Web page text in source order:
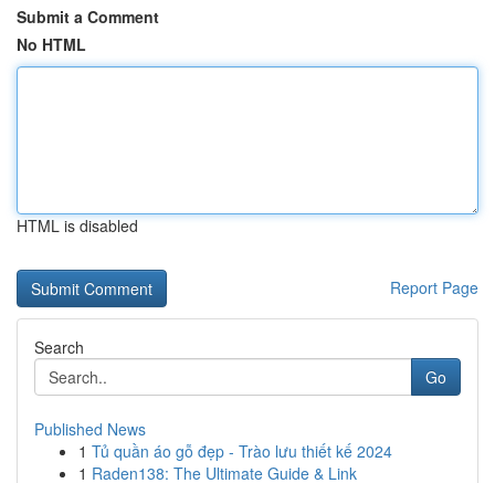
Submit a Comment
No HTML
HTML is disabled
Report Page
Search
Go
Published News
1 Tủ quần áo gỗ đẹp - Trào lưu thiết kế 2024
1 Raden138: The Ultimate Guide & Link